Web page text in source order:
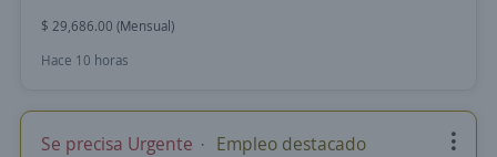
$ 29,686.00 (Mensual)
Hace 10 horas
Se precisa Urgente Empleo destacado